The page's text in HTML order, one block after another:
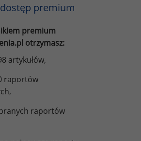
premium
premium
otrzymasz:
artykułów,
raportów
raportów